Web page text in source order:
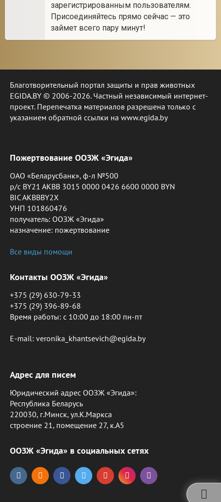
зарегистрированным пользователям.
Присоединяйтесь прямо сейчас — это
займет всего пару минут!
Благотворительный портал защиты и прав животных
EGIDA.BY © 2006-2026. Частный независимый интернет-
проект. Перепечатка материалов разрешена только с
указанием обратной ссылки на www.egida.by
Пожертвование ООЗЖ «Эгида»
ОАО «Беларусбанк», ф-л №500
р/с BY21 AKBB 3015 0000 0426 6600 0000 BYN
BIC AKBBBY2X
УНП 101860476
получатель: ООЗЖ «Эгида»
назначение: пожертвование
Все виды помощи
Контакты ООЗЖ «Эгида»
+375 (29) 630-79-33
+375 (29) 396-89-68
Время работы: c 10:00 до 18:00 пн-пт
E-mail: veronika_khantsevich@egida.by
Адрес для писем
Юридический адрес ООЗЖ «Эгида»:
Республика Беларусь
220030, г.Минск, ул.К.Маркса
строение 21, помещение 27, к.А5
ООЗЖ «Эгида» в социальных сетях